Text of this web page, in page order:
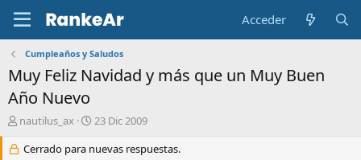
Acceder
Cumpleaños y Saludos
Muy Feliz Navidad y más que un Muy Buen
Año Nuevo
A
t
nautilus_ax
F
c
23 Dic 2009
Cerrado para nuevas respuestas.